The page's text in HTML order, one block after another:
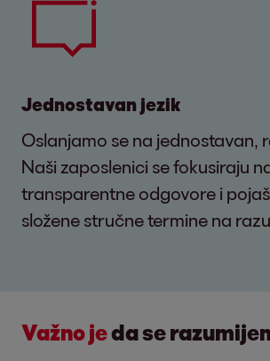
Jednostavan jezik
Oslanjamo se na jednostavan,
Naši zaposlenici se fokusiraju
transparentne odgovore i
složene stručne termine na
Važno jeda se